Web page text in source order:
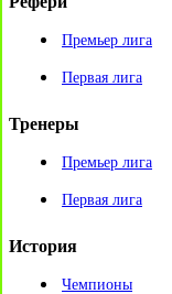
Премьер лига
Первая лига
Тренеры
Премьер лига
Первая лига
История
Чемпионы